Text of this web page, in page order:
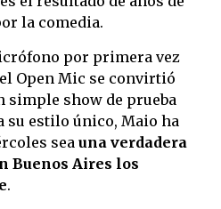
la comedia.
por primera vez
Open Mic se convirtió
simple show de prueba
su estilo único, Maio ha
sea una verdadera
Buenos Aires los
.